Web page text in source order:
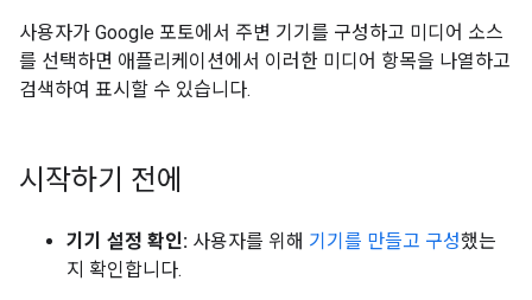
사용자가 Google 포토에서 주변 기기를 구성하고 미디어 소스
를 선택하면 애플리케이션에서 이러한 미디어 항목을 나열하고
검색하여 표시할 수 있습니다.
시작하기 전에
기기 설정 확인: 사용자를 위해 기기를 만들고 구성했는
지 확인합니다.